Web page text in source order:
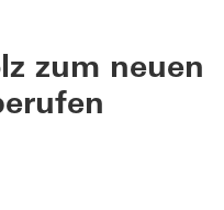
zum neuen